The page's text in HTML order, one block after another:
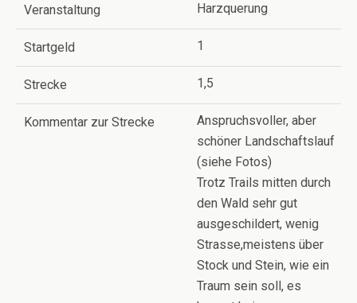
Veranstaltung Harzquerung
Startgeld 1
Strecke 1,5
Kommentar zur Strecke
Anspruchsvoller, aber
schöner Landschaftslauf
(siehe Fotos)
Trotz Trails mitten durch
den Wald sehr gut
ausgeschildert, wenig
Strasse,meistens über
Stock und Stein, wie ein
Traum sein soll, es